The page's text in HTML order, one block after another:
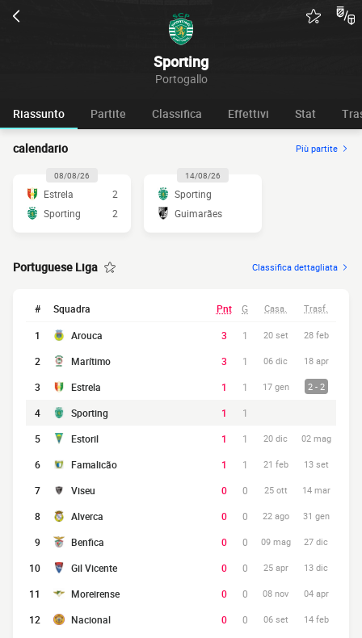
Sporting
Portogallo
Riassunto Partite Classifica Effettivi Stat
calendario Più partite
08/08/26
Estrela
2
Sporting
2
14/08/26
Sporting
Guimarães
Portuguese Liga Classifica dettagliata
# Squadra Pnt G Casa. Trasf.
1 Arouca 3 1 20 set 28 feb
2 Marítimo 3 1 06 dic 18 apr
3 Estrela 1 1 17 gen 2 - 2
4 Sporting 1
1
5
Estoril 1 1 20 dic 02 mag
6 Famalicão 1 1 21 feb 13 set
7 Viseu 0 0 25 ott 14 mar
8 Alverca 0 0 22 ago 31 gen
9 Benfica 0 0 09 mag 27 dic
10 Gil Vicente 0 0 25 apr 13 dic
11 Moreirense 0 0 08 nov 04 apr
12 Nacional 0 0 06 set 14 feb